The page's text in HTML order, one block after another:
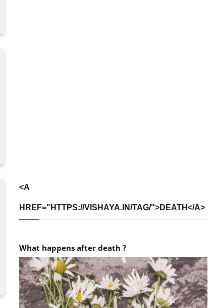
<A
HREF="HTTPS://VISHAYA.IN/TAG/">DEATH</A>
What happens after death ?